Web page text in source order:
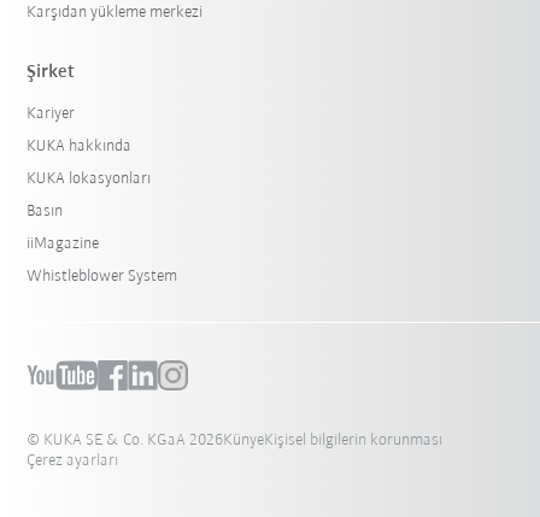
Karşıdan yükleme merkezi
Şirket
Kariyer
KUKA hakkında
KUKA lokasyonları
Basın
iiMagazine
Whistleblower System
© KUKA SE & Co. KGaA 2026KünyeKişisel bilgilerin korunması
Çerez ayarları